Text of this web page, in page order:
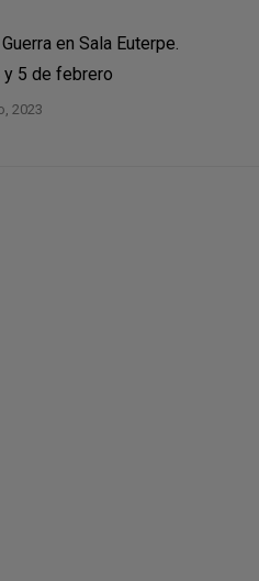
en Sala Euterpe.
y 5 de febrero
2023